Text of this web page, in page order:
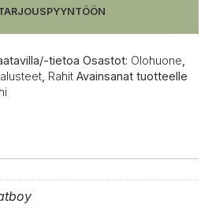
tietoa Osastot: Olohuone
Rahit Avainsanat tuotteelle